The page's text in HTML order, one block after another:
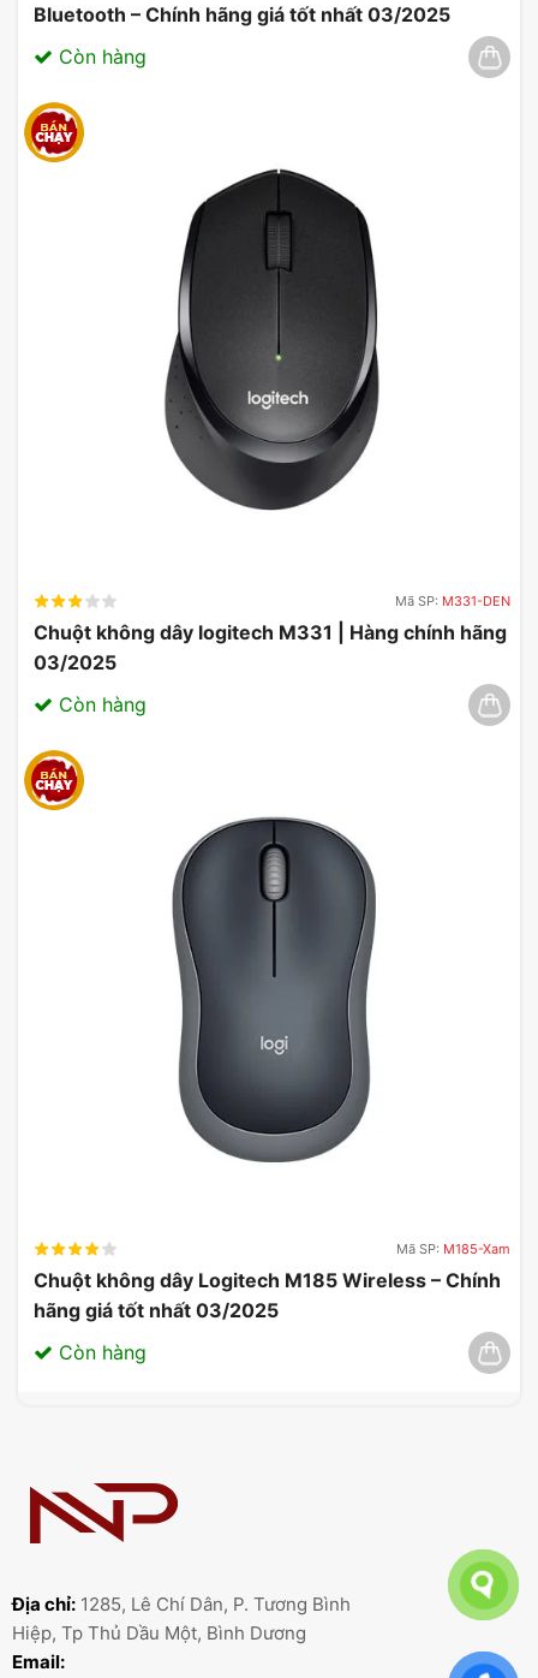
Bluetooth – Chính hãng giá tốt nhất 03/2025
Còn hàng
Mã SP: M331-DEN
Chuột không dây logitech M331 | Hàng chính hãng
03/2025
Còn hàng
Mã SP: M185-Xam
Chuột không dây Logitech M185 Wireless – Chính
hãng giá tốt nhất 03/2025
Còn hàng
Địa chỉ: 1285, Lê Chí Dân, P. Tương Bình
Hiệp, Tp Thủ Dầu Một, Bình Dương
Email: